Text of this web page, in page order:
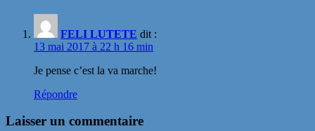
FELI LUTETE dit :
13 mai 2017 à 22 h 16 min
Je pense c’est la va marche!
Répondre
Laisser un commentaire